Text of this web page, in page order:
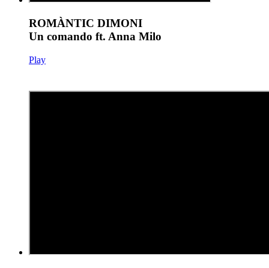
ROMÀNTIC DIMONI
Un comando ft. Anna Milo
Play